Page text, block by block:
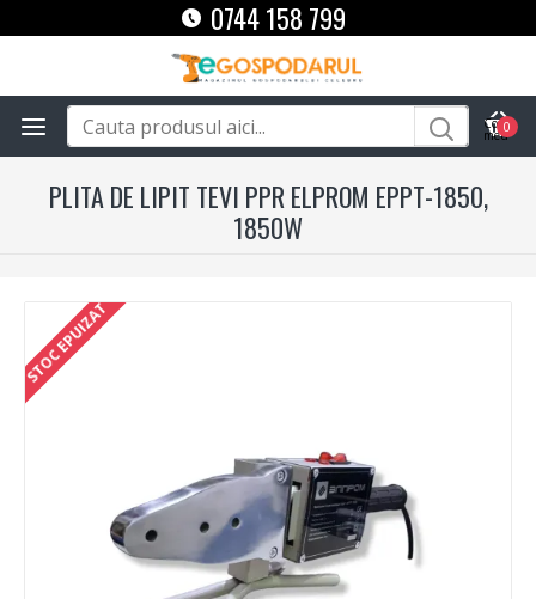
0744 158 799
0
PLITA DE LIPIT TEVI PPR ELPROM EPPT-1850,
1850W
STOC EPUIZAT